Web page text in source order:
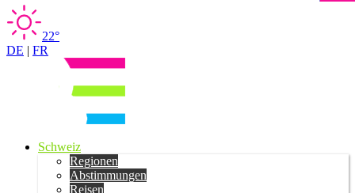
22°
DE | FR
Schweiz
Regionen
Abstimmungen
Reisen